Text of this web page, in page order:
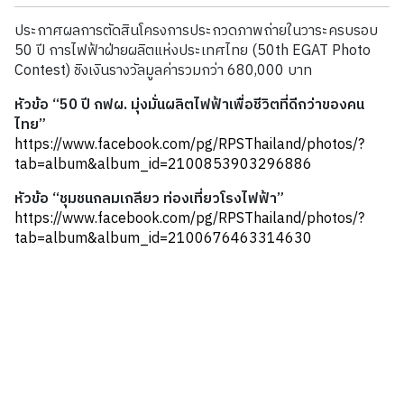
ประกาศผลการตัดสินโครงการประกวดภาพถ่ายในวาระครบรอบ
50 ปี การไฟฟ้าฝ่ายผลิตแห่งประเทศไทย (50th EGAT Photo
Contest) ชิงเงินรางวัลมูลค่ารวมกว่า 680,000 บาท
หัวข้อ “50 ปี กฟผ. มุ่งมั่นผลิตไฟฟ้าเพื่อชีวิตที่ดีกว่าของคน
ไทย”
https://www.facebook.com/pg/RPSThailand/photos/?
tab=album&album_id=2100853903296886
หัวข้อ “ชุมชนกลมเกลียว ท่องเที่ยวโรงไฟฟ้า”
https://www.facebook.com/pg/RPSThailand/photos/?
tab=album&album_id=2100676463314630